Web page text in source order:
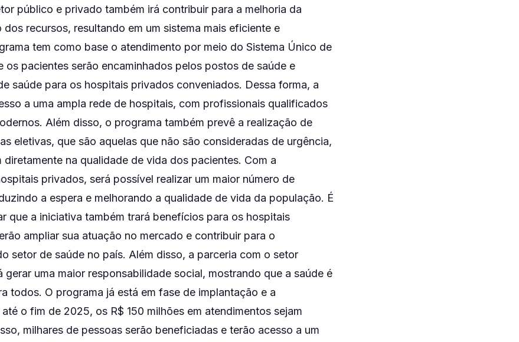
público e privado também irá contribuir para a melhoria da
recursos, resultando em um sistema mais eficiente e
tem como base o atendimento por meio do Sistema Único de
os pacientes serão encaminhados pelos postos de saúde e
saúde para os hospitais privados conveniados. Dessa forma, a
a uma ampla rede de hospitais, com profissionais qualificados
Além disso, o programa também prevê a realização de
eletivas, que são aquelas que não são consideradas de urgência,
diretamente na qualidade de vida dos pacientes. Com a
privados, será possível realizar um maior número de
a espera e melhorando a qualidade de vida da população. É
que a iniciativa também trará benefícios para os hospitais
ampliar sua atuação no mercado e contribuir para o
setor de saúde no país. Além disso, a parceria com o setor
gerar uma maior responsabilidade social, mostrando que a saúde é
todos. O programa já está em fase de implantação e a
o fim de 2025, os R$ 150 milhões em atendimentos sejam
milhares de pessoas serão beneficiadas e terão acesso a um